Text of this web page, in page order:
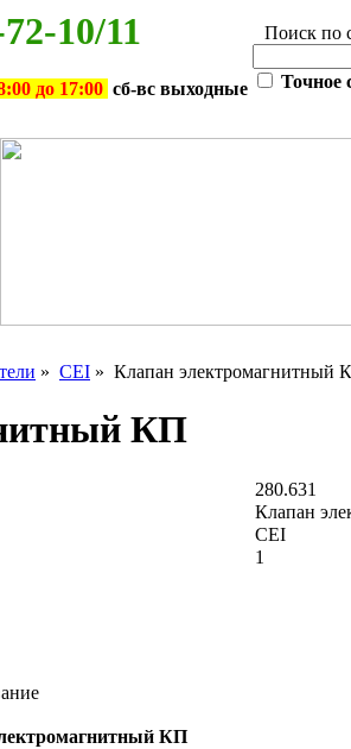
10/11
до 17:00 сб-вс выходные
Поиск по
Точное
» CEI » Клапан электромагнитный
КП
280.631
Клапан
CEI
1
КП